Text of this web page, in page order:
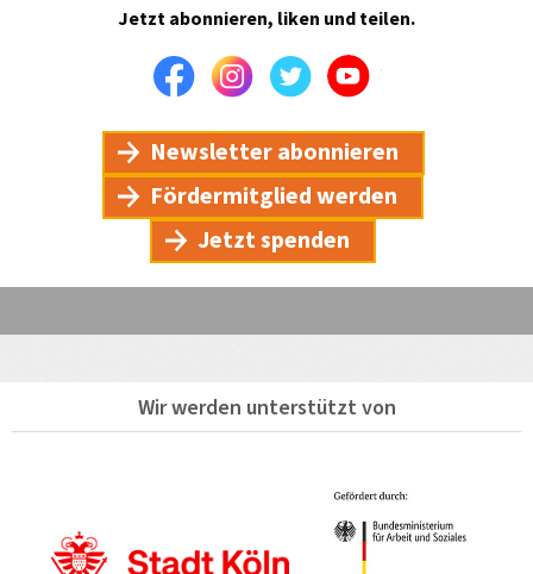
Jetzt abonnieren, liken und teilen.
FacebookInstagramTwitterYoutube
Newsletter abonnieren
Fördermitglied werden
Jetzt spenden
Wir werden unterstützt von